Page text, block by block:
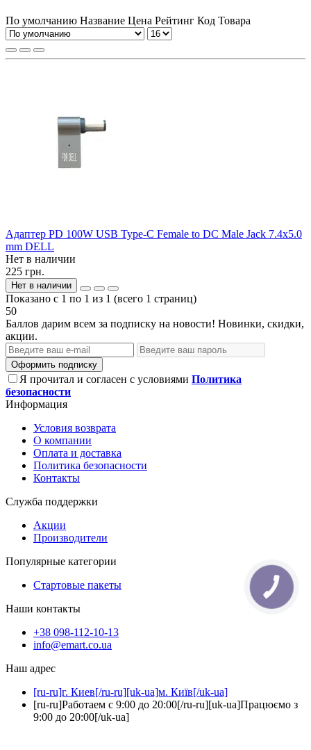
По умолчанию Название Цена Рейтинг Код Товара
Адаптер PD 100W USB Type-C Female to DC Male Jack 7.4x5.0
mm DELL
Нет в наличии
225 грн.
Нет в наличии
Показано с 1 по 1 из 1 (всего 1 страниц)
50
Баллов дарим всем за подписку на новости! Новинки, скидки,
акции.
Оформить подписку
Я прочитал и согласен с условиями Политика
безопасности
Информация
Условия возврата
О компании
Оплата и доставка
Политика безопасности
Контакты
Служба поддержки
Акции
Производители
Популярные категории
Стартовые пакеты
Наши контакты
+38 098-112-10-13
info@emart.co.ua
Наш адрес
[ru-ru]г. Киев[/ru-ru][uk-ua]м. Київ[/uk-ua]
[ru-ru]Работаем с 9:00 до 20:00[/ru-ru][uk-ua]Працюємо з
9:00 до 20:00[/uk-ua]
КНОПКА
ЗВ'ЯЗКУ